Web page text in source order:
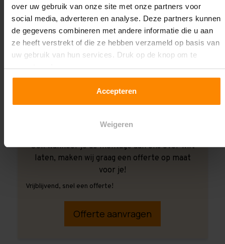
over uw gebruik van onze site met onze partners voor
social media, adverteren en analyse. Deze partners kunnen
de gegevens combineren met andere informatie die u aan
ze heeft verstrekt of die ze hebben verzameld op basis van
uw gebruik van hun services. Druk op de knop om te
accepteren!
Accepteren
Weigeren
Ook wanneer je de montage aan ons over wilt
laten, maken wij graag een offerte op maat
voor je!
Vrijblijvend, snel een offerte!
Offerte aanvragen